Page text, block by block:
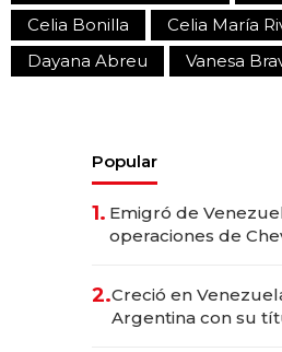
Celia Bonilla
Celia María
Dayana Abreu
Vanesa
Popular
1. Emigró de
operaciones de
2.Creció en
Argentina con su